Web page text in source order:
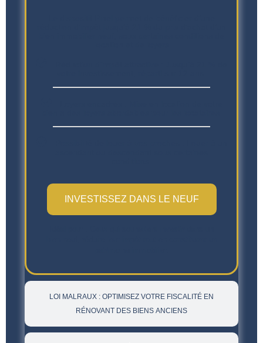
LOI MALRAUX : OPTIMISEZ VOTRE FISCALITÉ EN
RÉNOVANT DES BIENS ANCIENS
INVESTISSEZ DANS LE NEUF